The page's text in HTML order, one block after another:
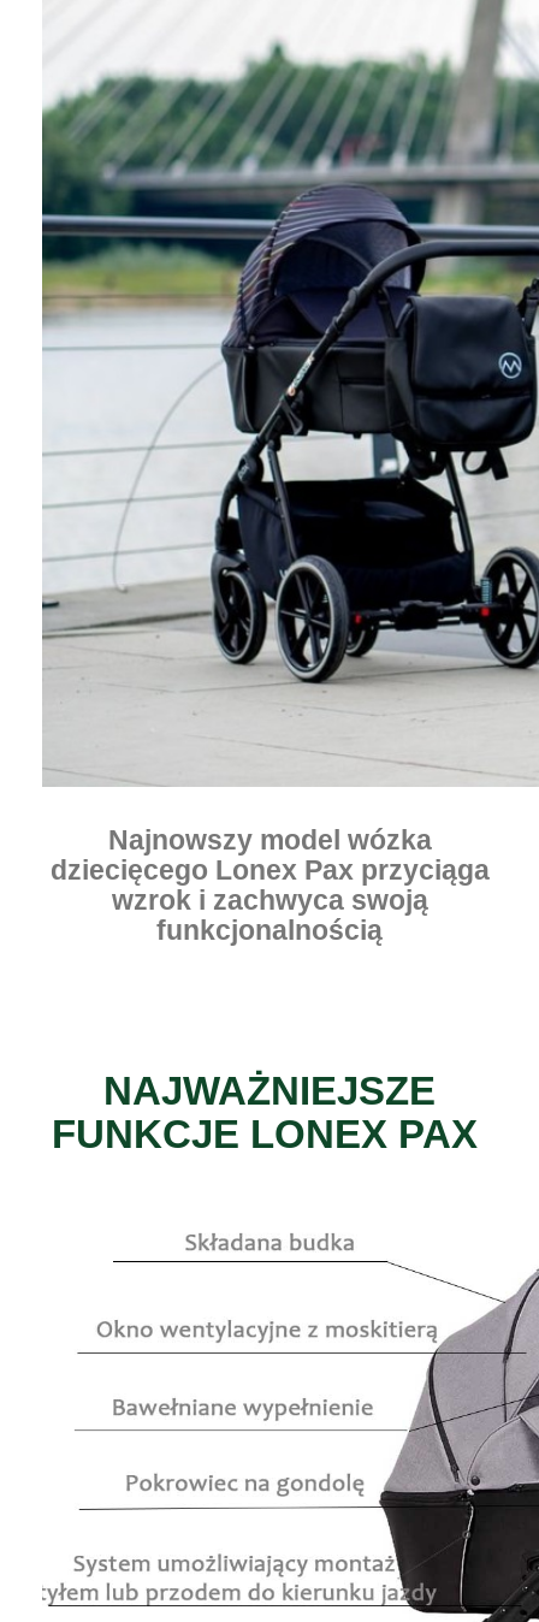
Najnowszy model wózka
dziecięcego Lonex Pax przyciąga
wzrok i zachwyca swoją
funkcjonalnością
NAJWAŻNIEJSZE
FUNKCJE LONEX PAX